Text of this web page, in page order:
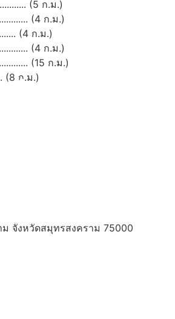
(5 ก.ม.)
(4 ก.ม.)
(4 ก.ม.)
(4 ก.ม.)
(15 ก.ม.)
(8 ก.ม.)
สอร์ท
จังหวัดสมุทรสงคราม 75000